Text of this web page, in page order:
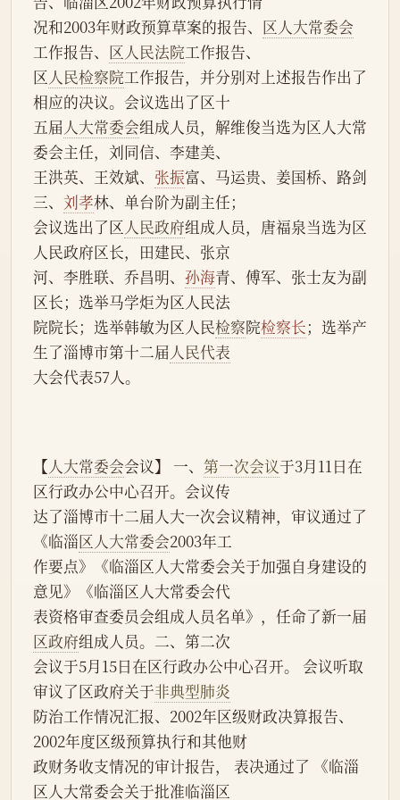
况和2003年财政预算草案的报告、 区人大常委会
工作报告、 区人民法院工作报告、
区人民检察院工作报告，并分别对上述报告作出了
相应的决议。会议选出了区十
五届人大常委会组成人员，解维俊当选为区人大常
委会主任，刘同信、李建美、
王洪英、王效斌、 张振富、马运贵、姜国桥、路剑
三、 刘孝林、单台阶为副主任；
会议选出了区人民政府组成人员，唐福泉当选为区
人民政府区长，田建民、张京
河、李胜联、乔昌明、 孙海青、傅军、张士友为副
区长；选举马学炬为区人民法
院院长；选举韩敏为区人民检察院检察长；选举产
生了淄博市第十二届人民代表
大会代表57人。
【人大常委会会议】 一、 第一次会议于3月11日在
区行政办公中心召开。会议传
达了淄博市十二届人大一次会议精神，审议通过了
《临淄区人大常委会2003年工
作要点》《临淄区人大常委会关于加强自身建设的
意见》《临淄区人大常委会代
表资格审查委员会组成人员名单》，任命了新一届
区政府组成人员。二、第二次
会议于5月15日在区行政办公中心召开。 会议听取
审议了区政府关于非典型肺炎
防治工作情况汇报、2002年区级财政决算报告、
2002年度区级预算执行和其他财
政财务收支情况的审计报告， 表决通过了 《临淄
区人大常委会关于批准临淄区